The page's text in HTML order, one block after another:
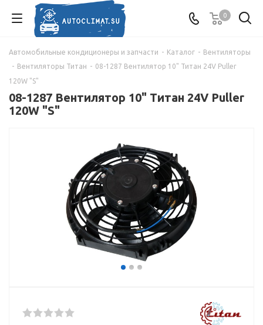
0
Автомобильные кондиционеры и запчасти - Каталог - Вентиляторы
- Вентиляторы Титан - 08-1287 Вентилятор 10" Титан 24V Puller
120W "S"
08-1287 Вентилятор 10" Титан 24V Puller
120W "S"